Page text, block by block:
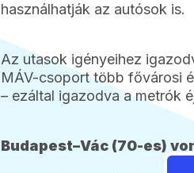
használhatják az autósok is.
Az utasok igényeihez
MÁV-csoport több fővárosi
– ezáltal igazodva a metrók
Budapest–Vác (70-es)